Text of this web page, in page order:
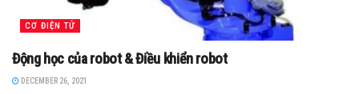
CƠ ĐIỆN TỬ
Động học của robot & Điều khiển robot
DECEMBER 26, 2021